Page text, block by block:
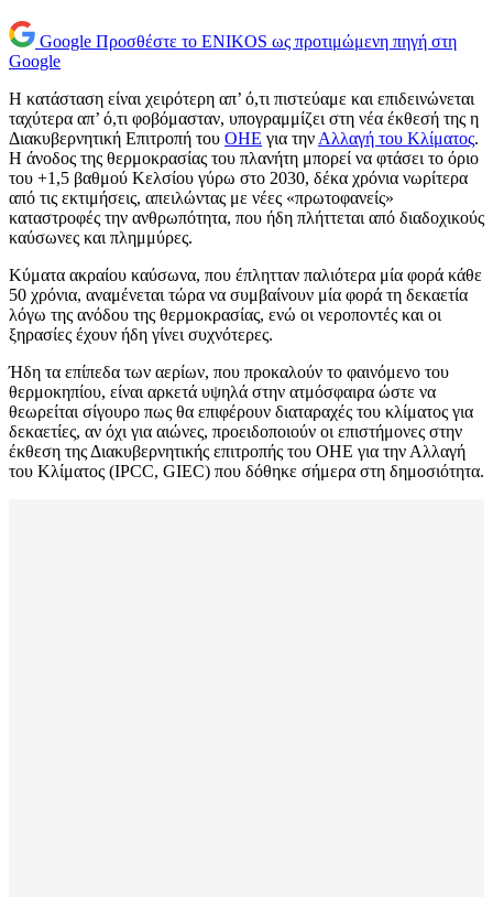
Google Προσθέστε το ENIKOS ως προτιμώμενη πηγή στη
Google
Η κατάσταση είναι χειρότερη απ’ ό,τι πιστεύαμε και επιδεινώνεται
ταχύτερα απ’ ό,τι φοβόμασταν, υπογραμμίζει στη νέα έκθεσή της η
Διακυβερνητική Επιτροπή του ΟΗΕ για την Αλλαγή του Κλίματος.
Η άνοδος της θερμοκρασίας του πλανήτη μπορεί να φτάσει το όριο
του +1,5 βαθμού Κελσίου γύρω στο 2030, δέκα χρόνια νωρίτερα
από τις εκτιμήσεις, απειλώντας με νέες «πρωτοφανείς»
καταστροφές την ανθρωπότητα, που ήδη πλήττεται από διαδοχικούς
καύσωνες και πλημμύρες.
Κύματα ακραίου καύσωνα, που έπλητταν παλιότερα μία φορά κάθε
50 χρόνια, αναμένεται τώρα να συμβαίνουν μία φορά τη δεκαετία
λόγω της ανόδου της θερμοκρασίας, ενώ οι νεροποντές και οι
ξηρασίες έχουν ήδη γίνει συχνότερες.
Ήδη τα επίπεδα των αερίων, που προκαλούν το φαινόμενο του
θερμοκηπίου, είναι αρκετά υψηλά στην ατμόσφαιρα ώστε να
θεωρείται σίγουρο πως θα επιφέρουν διαταραχές του κλίματος για
δεκαετίες, αν όχι για αιώνες, προειδοποιούν οι επιστήμονες στην
έκθεση της Διακυβερνητικής επιτροπής του ΟΗΕ για την Αλλαγή
του Κλίματος (IPCC, GIEC) που δόθηκε σήμερα στη δημοσιότητα.